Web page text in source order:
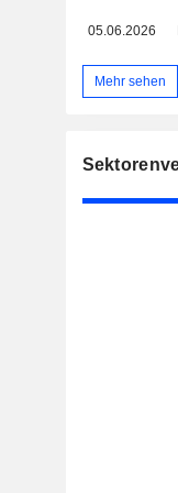
05.06.2026
Mehr sehen